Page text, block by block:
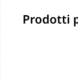
Prodotti